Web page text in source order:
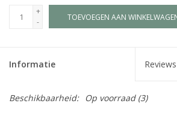
+
-
TOEVOEGEN AAN
Informatie Reviews
Beschikbaarheid: Op voorraad(3)